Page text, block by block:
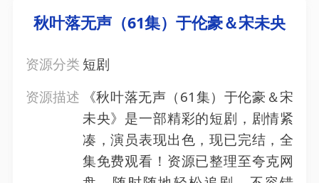
秋叶落无声（61集）于伦豪＆宋未央
资源分类 短剧
资源描述
《秋叶落无声（61集）于伦豪＆宋
未央》是一部精彩的短剧，剧情紧
凑，演员表现出色，现已完结，全
集免费观看！资源已整理至夸克网